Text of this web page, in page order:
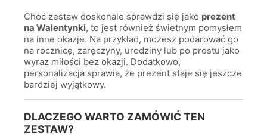
Choć zestaw doskonale sprawdzi się jako prezent
na Walentynki, to jest również świetnym pomysłem
na inne okazje. Na przykład, możesz podarować go
na rocznicę, zaręczyny, urodziny lub po prostu jako
wyraz miłości bez okazji. Dodatkowo,
personalizacja sprawia, że prezent staje się jeszcze
bardziej wyjątkowy.
DLACZEGO WARTO ZAMÓWIĆ TEN
ZESTAW?